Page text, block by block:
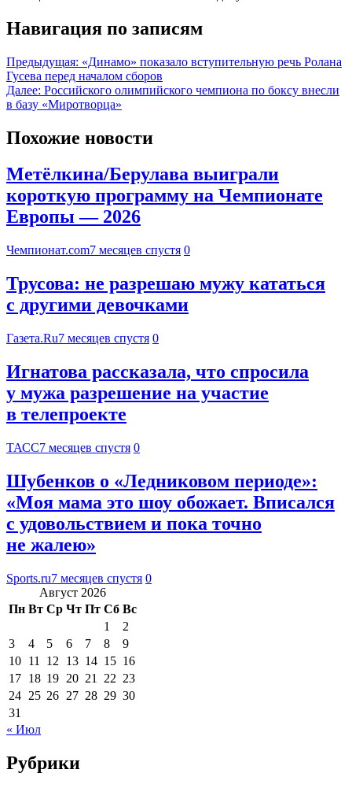
Навигация по записям
Предыдущая: «Динамо» показало вступительную речь Ролана
Гусева перед началом сборов
Далее: Российского олимпийского чемпиона по боксу внесли
в базу «Миротворца»
Похожие новости
Метёлкина/Берулава выиграли
короткую программу на Чемпионате
Европы — 2026
Чемпионат.com7 месяцев спустя 0
Трусова: не разрешаю мужу кататься
с другими девочками
Газета.Ru7 месяцев спустя 0
Игнатова рассказала, что спросила
у мужа разрешение на участие
в телепроекте
ТАСС7 месяцев спустя 0
Шубенков о «Ледниковом периоде»:
«Моя мама это шоу обожает. Вписался
с удовольствием и пока точно
не жалею»
Sports.ru7 месяцев спустя 0
Август 2026
Пн Вт Ср Чт Пт Сб Вс
1
2
3
4 5 6 7 8
9
10 11 12 13 14 15 16
17 18 19 20 21 22 23
24 25 26 27 28 29 30
31
« Июл
Рубрики